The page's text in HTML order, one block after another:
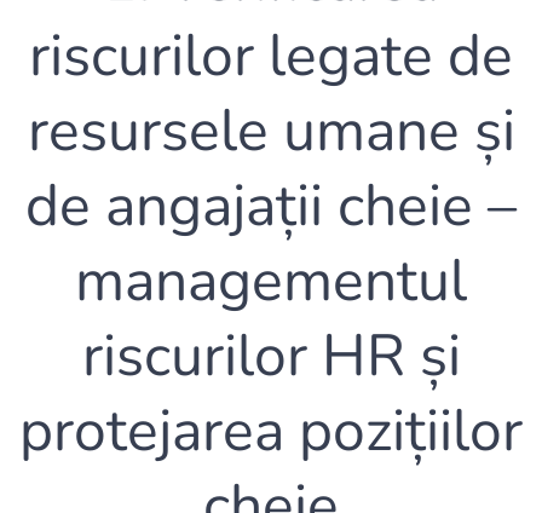
riscurilor legate de
resursele umane și
de angajații cheie –
managementul
riscurilor HR și
protejarea pozițiilor